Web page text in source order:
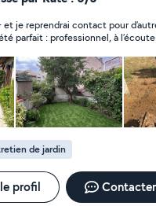
extérieurs en parfaite
extérieurs harmonieux
également vos
et je reprendrai contact pour
parfait : professionnel, à
de jardin
profil Contacter